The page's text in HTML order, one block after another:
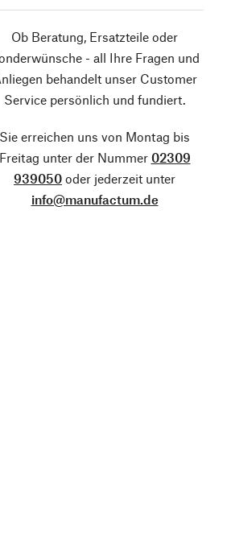
Ob Beratung, Ersatzteile oder
- all Ihre Fragen und
behandelt unser Customer
Service persönlich und fundiert.
Sie erreichen uns von Montag bis
Freitag unter der Nummer 02309
939050 oder jederzeit unter
info@manufactum.de